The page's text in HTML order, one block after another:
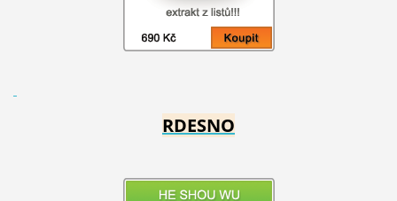
RDESNO